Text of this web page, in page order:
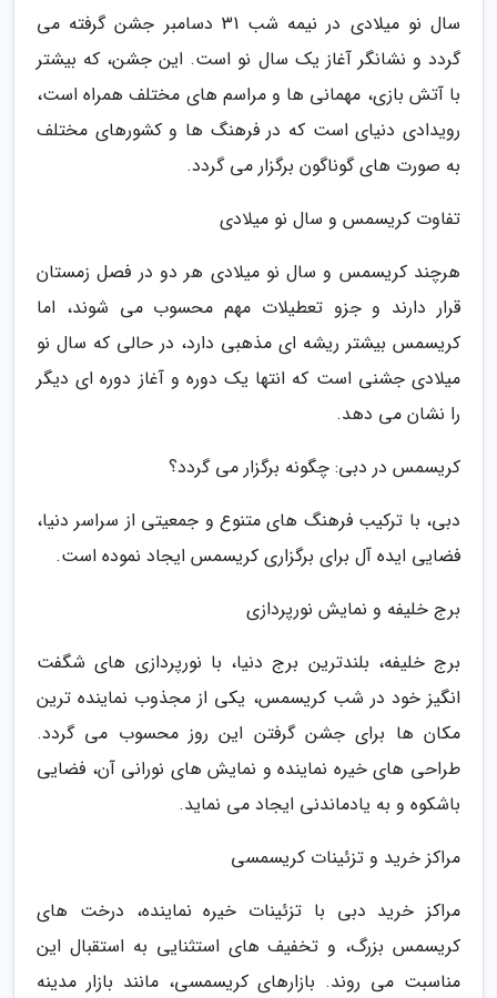
سال نو میلادی در نیمه شب 31 دسامبر جشن گرفته می
گردد و نشانگر آغاز یک سال نو است. این جشن، که بیشتر
با آتش بازی، مهمانی ها و مراسم های مختلف همراه است،
رویدادی دنیای است که در فرهنگ ها و کشورهای مختلف
به صورت های گوناگون برگزار می گردد.
تفاوت کریسمس و سال نو میلادی
هرچند کریسمس و سال نو میلادی هر دو در فصل زمستان
قرار دارند و جزو تعطیلات مهم محسوب می شوند، اما
کریسمس بیشتر ریشه ای مذهبی دارد، در حالی که سال نو
میلادی جشنی است که انتها یک دوره و آغاز دوره ای دیگر
را نشان می دهد.
کریسمس در دبی: چگونه برگزار می گردد؟
دبی، با ترکیب فرهنگ های متنوع و جمعیتی از سراسر دنیا،
فضایی ایده آل برای برگزاری کریسمس ایجاد نموده است.
برج خلیفه و نمایش نورپردازی
برج خلیفه، بلندترین برج دنیا، با نورپردازی های شگفت
انگیز خود در شب کریسمس، یکی از مجذوب نماینده ترین
مکان ها برای جشن گرفتن این روز محسوب می گردد.
طراحی های خیره نماینده و نمایش های نورانی آن، فضایی
باشکوه و به یادماندنی ایجاد می نماید.
مراکز خرید و تزئینات کریسمسی
مراکز خرید دبی با تزئینات خیره نماینده، درخت های
کریسمس بزرگ، و تخفیف های استثنایی به استقبال این
مناسبت می روند. بازارهای کریسمسی، مانند بازار مدینه